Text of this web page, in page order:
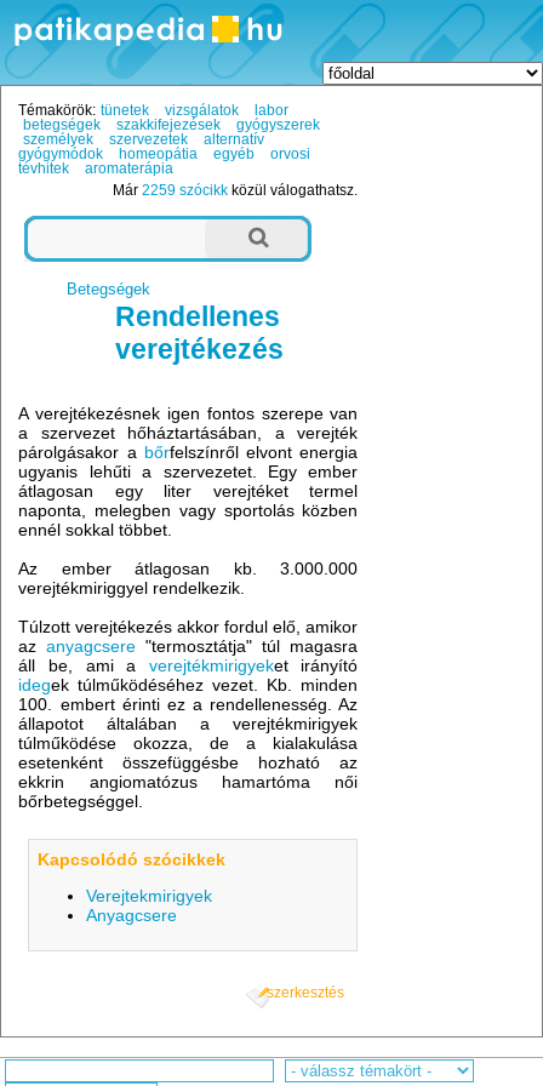
Témakörök: tünetek vizsgálatok
labor
betegségek
szakkifejezések
gyógyszerek
személyek
szervezetek
alternatív
gyógymódok
homeopátia egyéb
orvosi
tévhitek
aromaterápia
Már2259 szócikk közül válogathatsz.
Betegségek
Rendellenes
verejtékezés
A verejtékezésnek igen fontos szerepe van
a szervezet hőháztartásában, a verejték
párolgásakor a bőrfelszínről elvont energia
ugyanis lehűti a szervezetet. Egy ember
átlagosan egy liter verejtéket termel
naponta, melegben vagy sportolás közben
ennél sokkal többet.
Az ember átlagosan kb. 3.000.000
verejtékmiriggyel rendelkezik.
Túlzott verejtékezés akkor fordul elő, amikor
azanyagcsere "termosztátja" túl magasra
áll be, ami a verejtékmirigyeket irányító
idegek túlműködéséhez vezet. Kb. minden
100. embert érinti ez a rendellenesség. Az
állapotot általában a verejtékmirigyek
túlműködése okozza, de a kialakulása
esetenként összefüggésbe hozható az
ekkrin angiomatózus hamartóma női
bőrbetegséggel.
Kapcsolódó szócikkek
Verejtekmirigyek
Anyagcsere
szerkesztés